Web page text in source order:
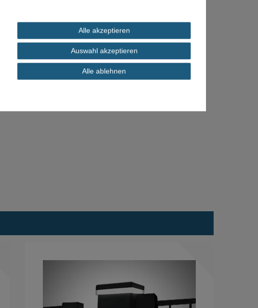
Alle akzeptieren
Auswahl akzeptieren
Alle ablehnen